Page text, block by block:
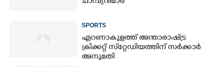
SPORTS
എറണാകുളത്ത് അന്താരാഷ്ട്ര
ക്രിക്കറ്റ് സ്‌റ്റേഡിയത്തിന് സർക്കാർ
അനുമതി